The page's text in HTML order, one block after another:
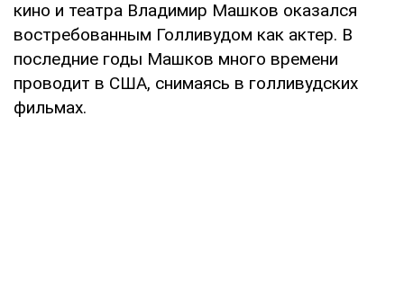
кино и театра Владимир Машков оказался
востребованным Голливудом как актер. В
последние годы Машков много времени
проводит в США, снимаясь в голливудских
фильмах.